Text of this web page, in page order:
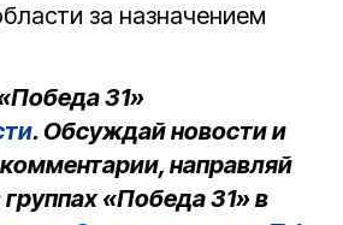
за назначением
31»
. Обсуждай новости и
направляй
«Победа 31» в